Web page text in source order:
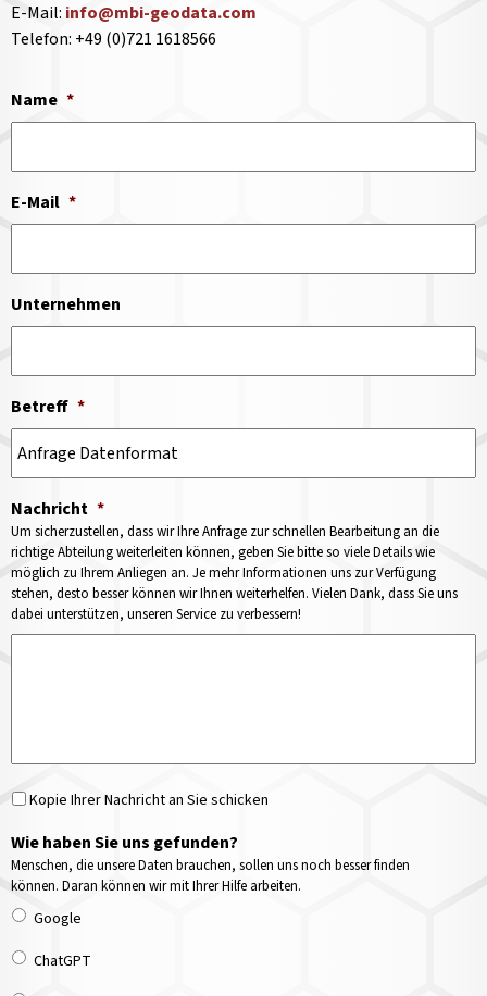
E-Mail: info@mbi-geodata.com
Telefon: +49 (0)721 1618566
Name *
E-Mail *
Unternehmen
Betreff *
Nachricht *
Um sicherzustellen, dass wir Ihre Anfrage zur schnellen Bearbeitung an die
richtige Abteilung weiterleiten können, geben Sie bitte so viele Details wie
möglich zu Ihrem Anliegen an. Je mehr Informationen uns zur Verfügung
stehen, desto besser können wir Ihnen weiterhelfen. Vielen Dank, dass Sie uns
dabei unterstützen, unseren Service zu verbessern!
Kopie Ihrer Nachricht an Sie schicken
Wie haben Sie uns gefunden?
Menschen, die unsere Daten brauchen, sollen uns noch besser finden
können. Daran können wir mit Ihrer Hilfe arbeiten.
Google
ChatGPT